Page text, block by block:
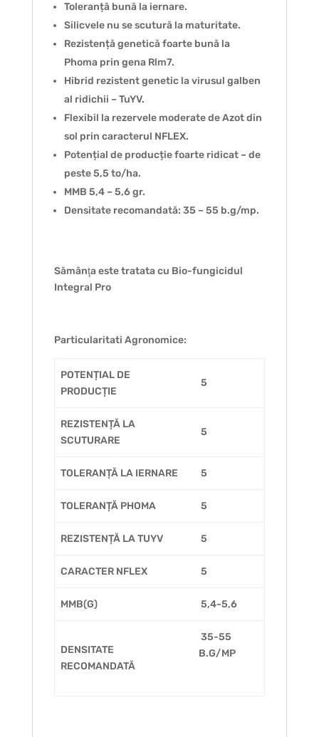
Toleranță bună la iernare.
Silicvele nu se scutură la maturitate.
Rezistență genetică foarte bună la
Phoma prin gena Rlm7.
Hibrid rezistent genetic la virusul galben
al ridichii – TuYV.
Flexibil la rezervele moderate de Azot din
sol prin caracterul NFLEX.
Potențial de producție foarte ridicat – de
peste 5,5 to/ha.
MMB 5,4 – 5,6 gr.
Densitate recomandată: 35 – 55 b.g/mp.
Sămânţa este tratata cu Bio-fungicidul
Integral Pro
Particularitati Agronomice:
POTENȚIAL DE
PRODUCȚIE
5
REZISTENȚĂ LA
SCUTURARE
5
TOLERANȚĂ LA IERNARE 5
TOLERANȚĂ PHOMA 5
REZISTENȚĂ LA TUYV 5
CARACTER NFLEX 5
MMB(G) 5,4-5,6
DENSITATE
RECOMANDATĂ
35-55
B.G/MP